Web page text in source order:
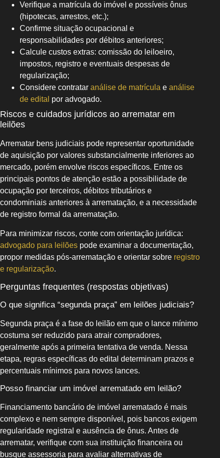
Verifique a matrícula do imóvel e possíveis ônus
(hipotecas, arrestos, etc.);
Confirme situação ocupacional e
responsabilidades por débitos anteriores;
Calcule custos extras: comissão do leiloeiro,
impostos, registro e eventuais despesas de
regularização;
Considere contratar análise de matrícula e análise
de edital por advogado.
Riscos e cuidados jurídicos ao arrematar em
leilões
Arrematar bens judiciais pode representar oportunidade
de aquisição por valores substancialmente inferiores ao
mercado, porém envolve riscos específicos. Entre os
principais pontos de atenção estão a possibilidade de
ocupação por terceiros, débitos tributários e
condominiais anteriores à arrematação, e a necessidade
de registro formal da arrematação.
Para minimizar riscos, conte com orientação jurídica:
advogado para leilões pode examinar a documentação,
propor medidas pós‑arrematação e orientar sobre registro
e regularização.
Perguntas frequentes (respostas objetivas)
O que significa “segunda praça” em leilões judiciais?
Segunda praça é a fase do leilão em que o lance mínimo
costuma ser reduzido para atrair compradores,
geralmente após a primeira tentativa de venda. Nessa
etapa, regras específicas do edital determinam prazos e
percentuais mínimos para novos lances.
Posso financiar um imóvel arrematado em leilão?
Financiamento bancário de imóvel arrematado é mais
complexo e nem sempre disponível, pois bancos exigem
regularidade registral e ausência de ônus. Antes de
arrematar, verifique com sua instituição financeira ou
busque assessoria para avaliar alternativas de